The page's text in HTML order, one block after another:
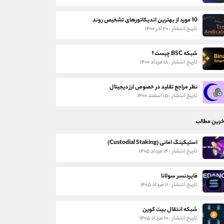
10 مورد از بهترین اندیکاتورهای تشخیص روند
تاریخ انتشار : ۲۰ آذر ۱۴۰۰
شبکه BSC چیست؟
تاریخ انتشار : ۱۸ مرداد ۱۴۰۰
نظر مراجع تقلید در خصوص ارز دیجیتال
تاریخ انتشار : ۱۵ اسفند ۱۴۰۰
مطالب
استیکینگ امانی (Custodial Staking)
تاریخ انتشار : ۱۴ مرداد ۱۴۰۵
فایردنسر سولانا
تاریخ انتشار : ۱۱ مرداد ۱۴۰۵
شبکه انتقال بیت کوین
تاریخ انتشار : ۱۰ مرداد ۱۴۰۵